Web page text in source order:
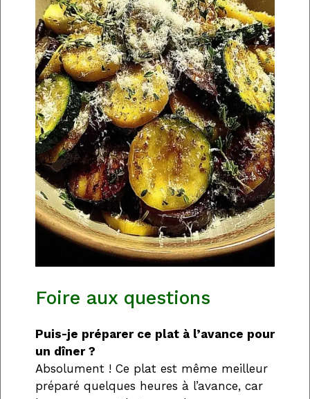
Foire aux questions
Puis-je préparer ce plat à l’avance pour
un dîner ?
Absolument ! Ce plat est même meilleur
préparé quelques heures à l’avance, car